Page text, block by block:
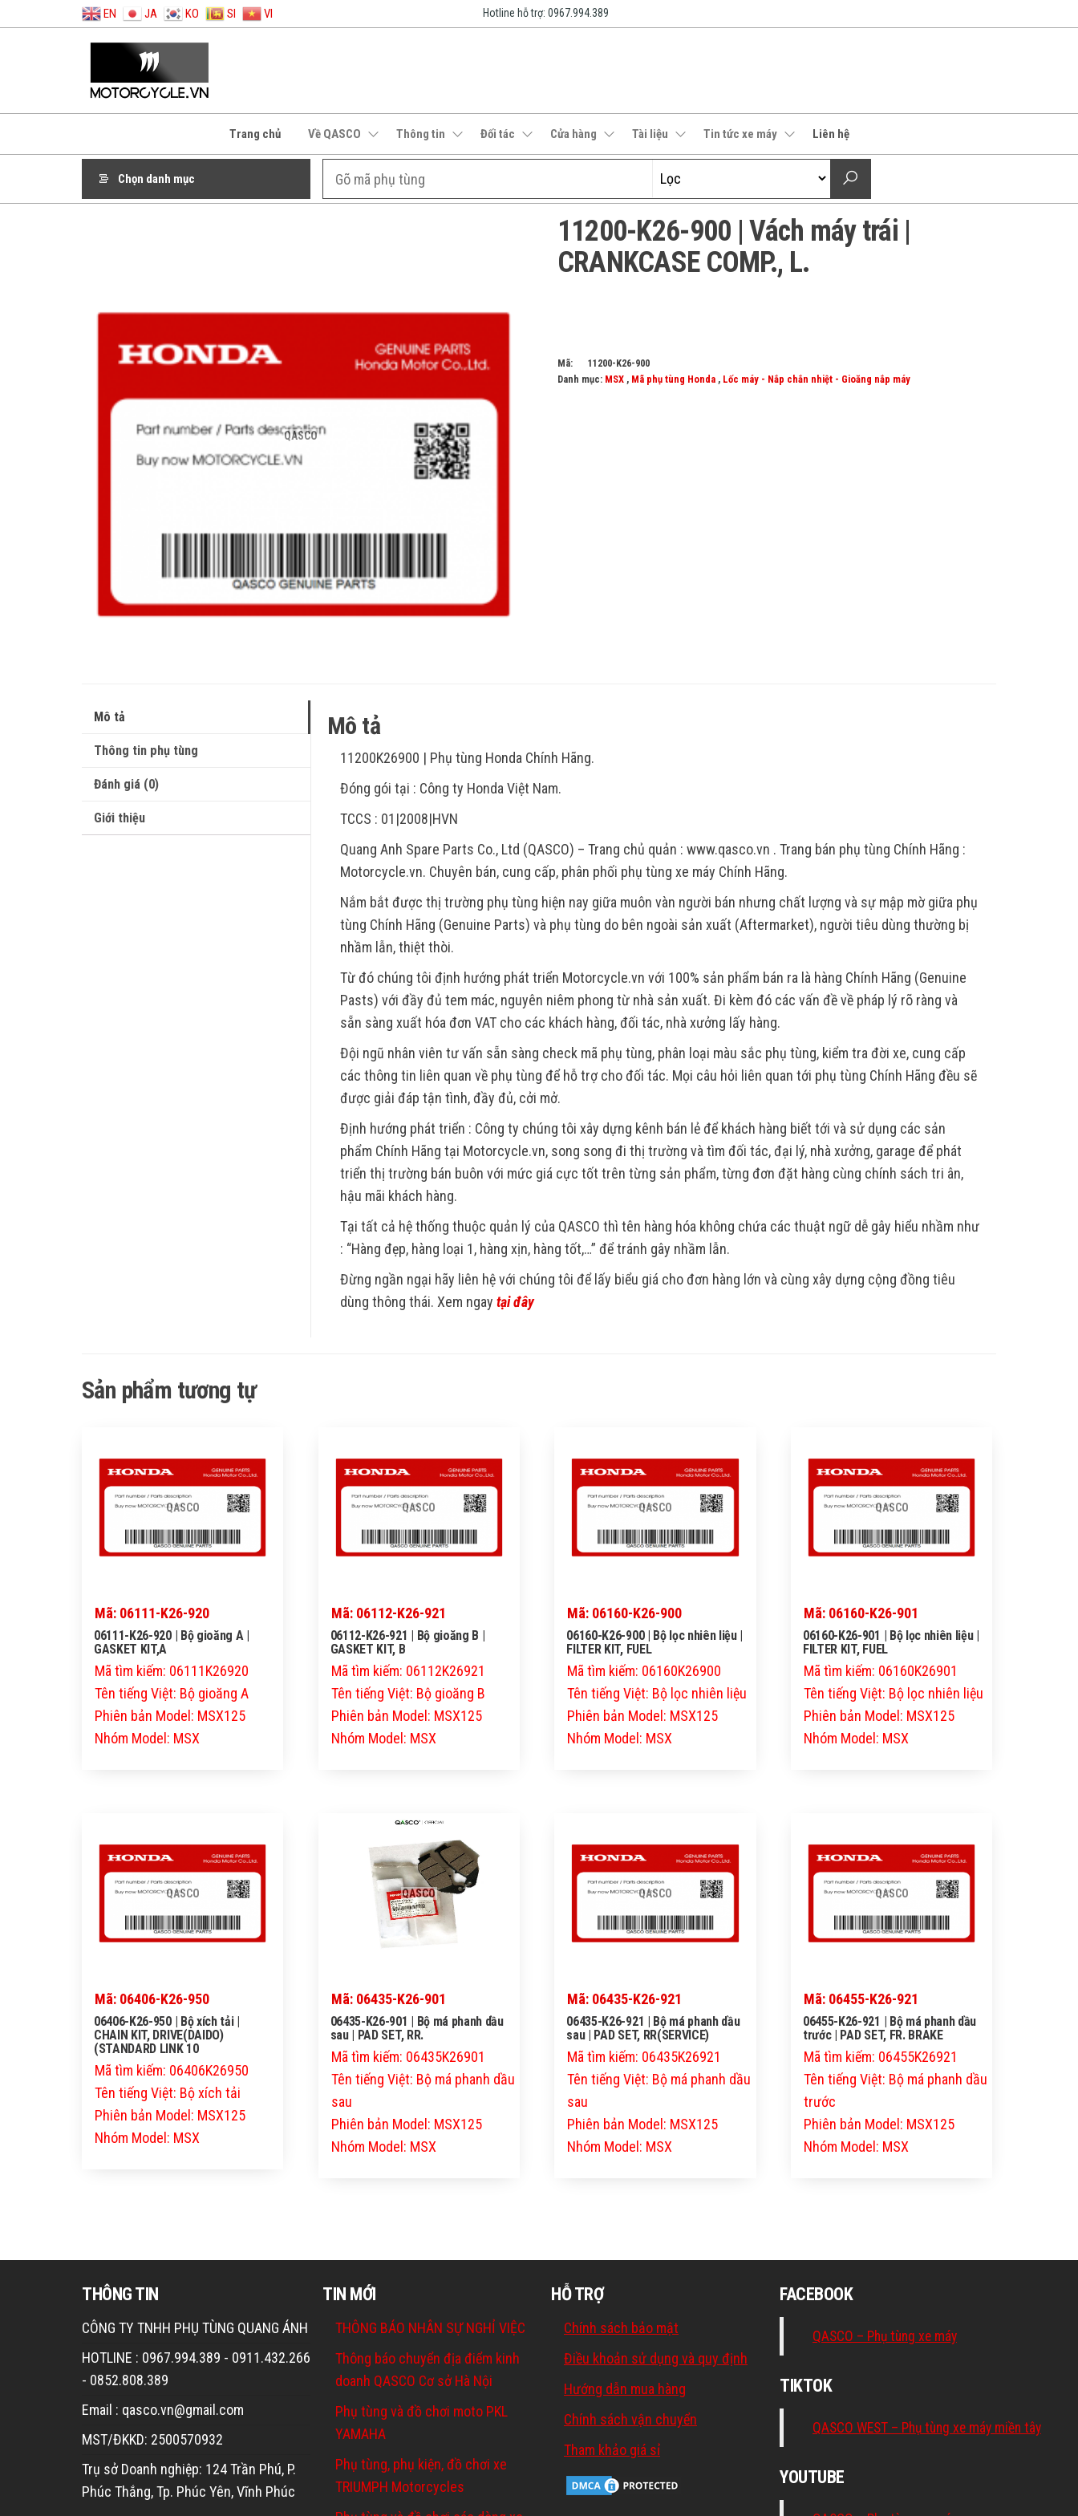
EN JA KO SI VI Hotline hỗ trợ: 0967.994.389
Trang chủ Về QASCO Thông tin Đối tác Cửa hàng Tài liệu Tin tức xe máy Liên hệ
Chọn danh mục
QASCO
11200-K26-900 | Vách máy trái |
CRANKCASE COMP., L.
Mã:
11200-K26-900
Danh mục: MSX, Mã phụ tùng Honda, Lốc máy - Nắp chắn nhiệt - Gioăng nắp máy
Mô tả
Thông tin phụ tùng
Đánh giá (0)
Giới thiệu
Mô tả
11200K26900 | Phụ tùng Honda Chính Hãng.
Đóng gói tại : Công ty Honda Việt Nam.
TCCS : 01|2008|HVN
Quang Anh Spare Parts Co., Ltd (QASCO) – Trang chủ quản : www.qasco.vn . Trang bán phụ tùng Chính Hãng :
Motorcycle.vn. Chuyên bán, cung cấp, phân phối phụ tùng xe máy Chính Hãng.
Nắm bắt được thị trường phụ tùng hiện nay giữa muôn vàn người bán nhưng chất lượng và sự mập mờ giữa phụ
tùng Chính Hãng (Genuine Parts) và phụ tùng do bên ngoài sản xuất (Aftermarket), người tiêu dùng thường bị
nhầm lẫn, thiệt thòi.
Từ đó chúng tôi định hướng phát triển Motorcycle.vn với 100% sản phẩm bán ra là hàng Chính Hãng (Genuine
Pasts) với đầy đủ tem mác, nguyên niêm phong từ nhà sản xuất. Đi kèm đó các vấn đề về pháp lý rõ ràng và
sẵn sàng xuất hóa đơn VAT cho các khách hàng, đối tác, nhà xưởng lấy hàng.
Đội ngũ nhân viên tư vấn sẵn sàng check mã phụ tùng, phân loại màu sắc phụ tùng, kiểm tra đời xe, cung cấp
các thông tin liên quan về phụ tùng để hỗ trợ cho đối tác. Mọi câu hỏi liên quan tới phụ tùng Chính Hãng đều sẽ
được giải đáp tận tình, đầy đủ, cởi mở.
Định hướng phát triển : Công ty chúng tôi xây dựng kênh bán lẻ để khách hàng biết tới và sử dụng các sản
phẩm Chính Hãng tại Motorcycle.vn, song song đi thị trường và tìm đối tác, đại lý, nhà xưởng, garage để phát
triển thị trường bán buôn với mức giá cực tốt trên từng sản phẩm, từng đơn đặt hàng cùng chính sách tri ân,
hậu mãi khách hàng.
Tại tất cả hệ thống thuộc quản lý của QASCO thì tên hàng hóa không chứa các thuật ngữ dễ gây hiểu nhầm như
: “Hàng đẹp, hàng loại 1, hàng xịn, hàng tốt,…” để tránh gây nhầm lẫn.
Đừng ngần ngại hãy liên hệ với chúng tôi để lấy biểu giá cho đơn hàng lớn và cùng xây dựng cộng đồng tiêu
dùng thông thái. Xem ngay tại đây
Sản phẩm tương tự
QASCO
Mã: 06111-K26-920
06111-K26-920 | Bộ gioăng A |
GASKET KIT,A
Mã tìm kiếm: 06111K26920
Tên tiếng Việt: Bộ gioăng A
Phiên bản Model: MSX125
Nhóm Model: MSX
QASCO
Mã: 06112-K26-921
06112-K26-921 | Bộ gioăng B |
GASKET KIT, B
Mã tìm kiếm: 06112K26921
Tên tiếng Việt: Bộ gioăng B
Phiên bản Model: MSX125
Nhóm Model: MSX
QASCO
Mã: 06160-K26-900
06160-K26-900 | Bộ lọc nhiên liệu |
FILTER KIT, FUEL
Mã tìm kiếm: 06160K26900
Tên tiếng Việt: Bộ lọc nhiên liệu
Phiên bản Model: MSX125
Nhóm Model: MSX
QASCO
Mã: 06160-K26-901
06160-K26-901 | Bộ lọc nhiên liệu |
FILTER KIT, FUEL
Mã tìm kiếm: 06160K26901
Tên tiếng Việt: Bộ lọc nhiên liệu
Phiên bản Model: MSX125
Nhóm Model: MSX
QASCO
Mã: 06406-K26-950
06406-K26-950 | Bộ xích tải |
CHAIN KIT, DRIVE(DAIDO)
(STANDARD LINK 10
Mã tìm kiếm: 06406K26950
Tên tiếng Việt: Bộ xích tải
Phiên bản Model: MSX125
Nhóm Model: MSX
QASCO
Mã: 06435-K26-901
06435-K26-901 | Bộ má phanh dầu
sau | PAD SET, RR.
Mã tìm kiếm: 06435K26901
Tên tiếng Việt: Bộ má phanh dầu
sau
Phiên bản Model: MSX125
Nhóm Model: MSX
QASCO
Mã: 06435-K26-921
06435-K26-921 | Bộ má phanh dầu
sau | PAD SET, RR(SERVICE)
Mã tìm kiếm: 06435K26921
Tên tiếng Việt: Bộ má phanh dầu
sau
Phiên bản Model: MSX125
Nhóm Model: MSX
QASCO
Mã: 06455-K26-921
06455-K26-921 | Bộ má phanh dầu
trước | PAD SET, FR. BRAKE
Mã tìm kiếm: 06455K26921
Tên tiếng Việt: Bộ má phanh dầu
trước
Phiên bản Model: MSX125
Nhóm Model: MSX
THÔNG TIN
CÔNG TY TNHH PHỤ TÙNG QUANG ÁNH
HOTLINE : 0967.994.389 - 0911.432.266
- 0852.808.389
Email : qasco.vn@gmail.com
MST/ĐKKD: 2500570932
Trụ sở Doanh nghiệp: 124 Trần Phú, P.
Phúc Thắng, Tp. Phúc Yên, Vĩnh Phúc
TIN MỚI
THÔNG BÁO NHÂN SỰ NGHỈ VIỆC
Thông báo chuyển địa điểm kinh
doanh QASCO Cơ sở Hà Nội
Phụ tùng và đồ chơi moto PKL
YAMAHA
Phụ tùng, phụ kiện, đồ chơi xe
TRIUMPH Motorcycles
HỖ TRỢ
Chính sách bảo mật
Điều khoản sử dụng và quy định
Hướng dẫn mua hàng
Chính sách vận chuyển
Tham khảo giá sỉ
FACEBOOK
QASCO – Phụ tùng xe máy
TIKTOK
QASCO WEST – Phụ tùng xe máy miền tây
YOUTUBE